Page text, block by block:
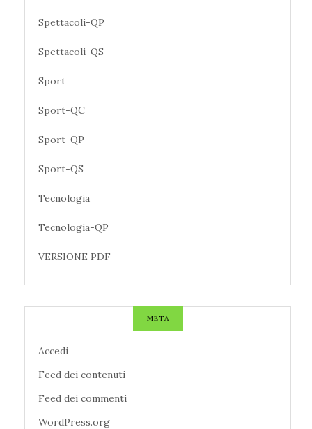
Spettacoli-QP
Spettacoli-QS
Sport
Sport-QC
Sport-QP
Sport-QS
Tecnologia
Tecnologia-QP
VERSIONE PDF
META
Accedi
Feed dei contenuti
Feed dei commenti
WordPress.org